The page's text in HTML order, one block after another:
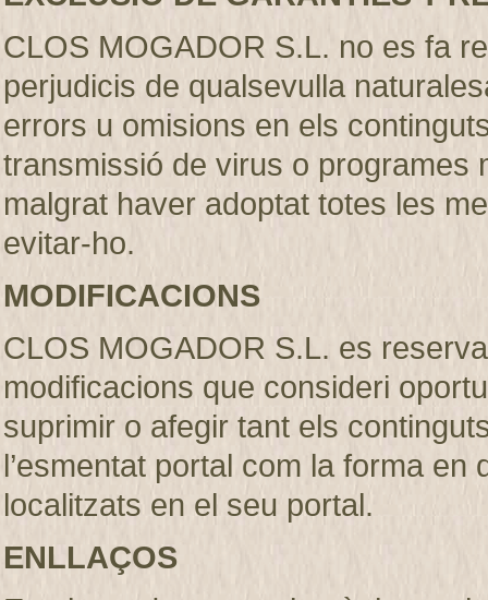
CLOS MOGADOR S.L. no es fa
perjudicis de qualsevulla
errors u omisions en els
transmissió de virus o programes
malgrat haver adoptat totes les
evitar-ho.
MODIFICACIONS
CLOS MOGADOR S.L. es
modificacions que consideri
suprimir o afegir tant els
l’esmentat portal com la forma
localitzats en el seu portal.
ENLLAÇOS